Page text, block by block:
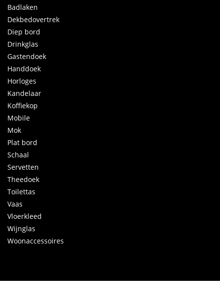
Badlaken
Dekbedovertrek
Diep bord
Drinkglas
Gastendoek
Handdoek
Horloges
Kandelaar
Koffiekop
Mobile
Mok
Plat bord
Schaal
Servetten
Theedoek
Toilettas
Vaas
Vloerkleed
Wijnglas
Woonaccessoires